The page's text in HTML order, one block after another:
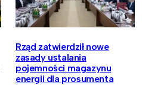
Rząd zatwierdził nowe
zasady ustalania
pojemności magazynu
energii dla prosumenta